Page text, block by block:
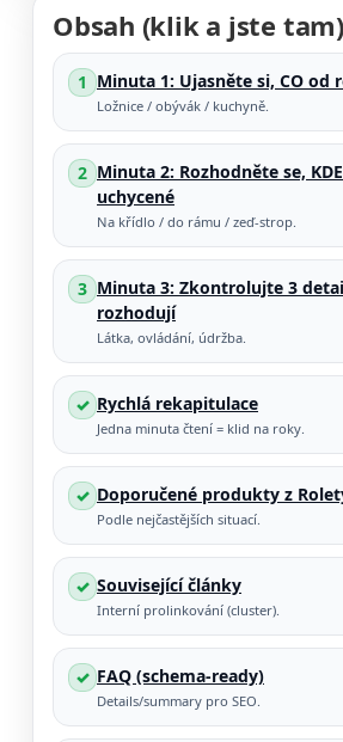
Obsah (klik a jste tam)
1 Minuta 1: Ujasněte si, CO od
Ložnice / obývák / kuchyně.
2 Minuta 2: Rozhodněte se,
uchycené
Na křídlo / do rámu / zeď-strop.
3 Minuta 3: Zkontrolujte 3
rozhodují
Látka, ovládání, údržba.
✓ Rychlá rekapitulace
Jedna minuta čtení = klid na roky.
✓ Doporučené produkty z
Podle nejčastějších situací.
✓ Související články
Interní prolinkování (cluster).
✓ FAQ (schema-ready)
Details/summary pro SEO.